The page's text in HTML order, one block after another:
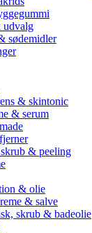
udvalg
sødemidler
& skintonic
& serum
& peeling
& olie
& salve
skrub & badeolie